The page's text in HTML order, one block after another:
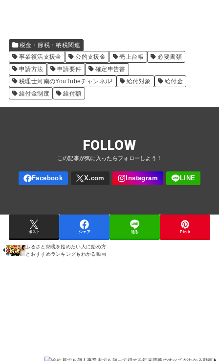
税金・節税・納税関連
事業復活支援金
公的支援金 売上台帳
必要書類
申請方法
申請要件
確定申告書
税理士河南のYouTubeチャンネル!
給付対象
給付金
給付金制度
給付額
FOLLOW
ポスト シェア 送る Pin it
ふるさと納税を始めたい人に始め方
とおすすめランキングもわかる動画
会
社
得